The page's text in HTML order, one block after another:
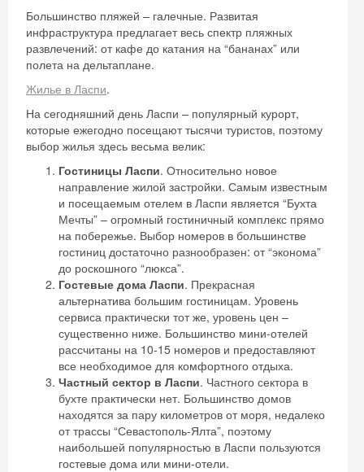
Большинство пляжей – галечные. Развитая
инфраструктура предлагает весь спектр пляжных
развлечений: от кафе до катания на “бананах” или
полета на дельтаплане.
Жилье в Ласпи.
На сегодняшний день Ласпи – популярный курорт,
которые ежегодно посещают тысячи туристов, поэтому
выбор жилья здесь весьма велик:
Гостиницы Ласпи. Относительно новое
направление жилой застройки. Самым известным
и посещаемым отелем в Ласпи является “Бухта
Мечты” – огромный гостиничный комплекс прямо
на побережье. Выбор номеров в большинстве
гостиниц достаточно разнообразен: от “эконома”
до роскошного “люкса”.
Гостевые дома Ласпи. Прекрасная
альтернатива большим гостиницам. Уровень
сервиса практически тот же, уровень цен –
существенно ниже. Большинство мини-отелей
рассчитаны на 10-15 номеров и предоставляют
все необходимое для комфортного отдыха.
Частный сектор в Ласпи. Частного сектора в
бухте практически нет. Большинство домов
находятся за пару километров от моря, недалеко
от трассы “Севастополь-Ялта”, поэтому
наибольшей популярностью в Ласпи пользуются
гостевые дома или мини-отели.